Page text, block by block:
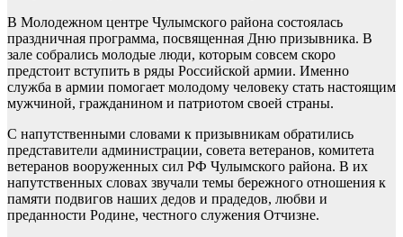
В Молодежном центре Чулымского района состоялась
праздничная программа, посвященная Дню призывника. В
зале собрались молодые люди, которым совсем скоро
предстоит вступить в ряды Российской армии. Именно
служба в армии помогает молодому человеку стать настоящим
мужчиной, гражданином и патриотом своей страны.
С напутственными словами к призывникам обратились
представители администрации, совета ветеранов, комитета
ветеранов вооруженных сил РФ Чулымского района. В их
напутственных словах звучали темы бережного отношения к
памяти подвигов наших дедов и прадедов, любви и
преданности Родине, честного служения Отчизне.